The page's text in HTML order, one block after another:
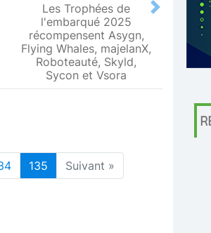
Les Trophées de
l'embarqué 2025
récompensent Asygn,
Flying Whales, majelanX,
Roboteauté, Skyld,
Sycon et Vsora
Le
Next
135 Suivant »